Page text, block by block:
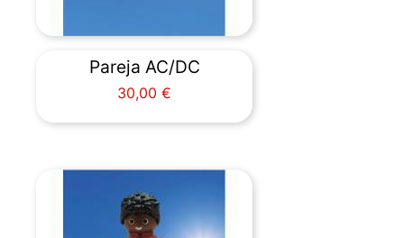
Pareja AC/DC
Precio
30,00 €